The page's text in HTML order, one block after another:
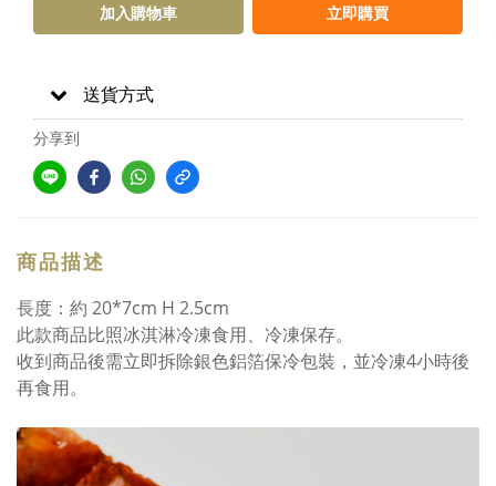
加入購物車 立即購買
送貨方式
分享到
商品描述
長度：約 20*7cm H 2.5cm
此款商品比照冰淇淋冷凍食用、冷凍保存。
收到商品後需立即拆除銀色鋁箔保冷包裝，並冷凍4小時後
再食用。